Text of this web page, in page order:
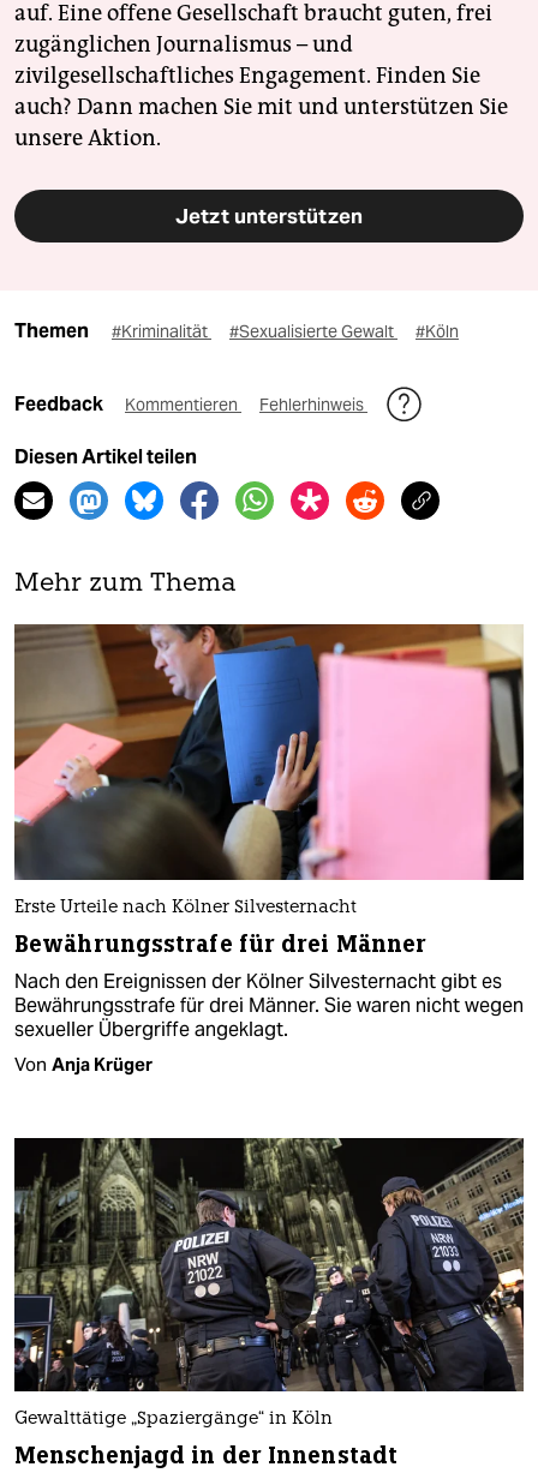
auf. Eine offene Gesellschaft braucht guten, frei
zugänglichen Journalismus – und
zivilgesellschaftliches Engagement. Finden Sie
auch? Dann machen Sie mit und unterstützen Sie
unsere Aktion.
Jetzt unterstützen
Themen #Kriminalität #Sexualisierte Gewalt #Köln
Feedback Kommentieren Fehlerhinweis
Diesen Artikel teilen
Mehr zum Thema
Erste Urteile nach Kölner Silvesternacht
Bewährungsstrafe für drei Männer
Nach den Ereignissen der Kölner Silvesternacht gibt es
Bewährungsstrafe für drei Männer. Sie waren nicht wegen
sexueller Übergriffe angeklagt.
Von Anja Krüger
Gewalttätige „Spaziergänge“ in Köln
Menschenjagd in der Innenstadt